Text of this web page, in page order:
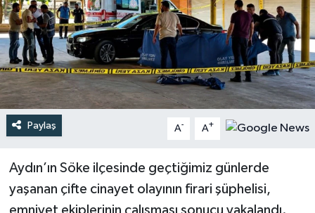
Paylaş A- A+
Aydın’ın Söke ilçesinde geçtiğimiz günlerde
yaşanan çifte cinayet olayının firari şüphelisi,
emniyet ekiplerinin çalışması sonucu yakalandı.